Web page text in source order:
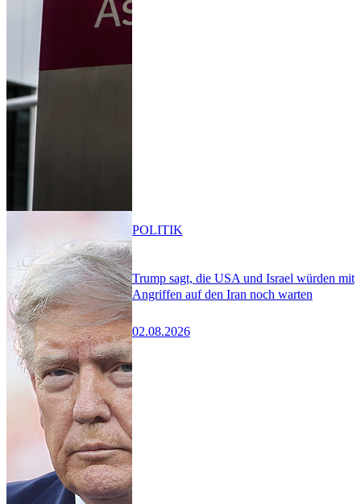
Trump sagt, die USA und Israel würden mit
Angriffen auf den Iran noch warten
02.08.2026
POLITIK